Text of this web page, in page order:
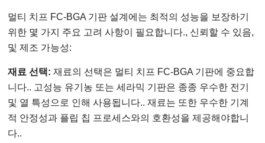
멀티 치프 FC-BGA 기판 설계에는 최적의 성능을 보장하기
위한 몇 가지 주요 고려 사항이 필요합니다., 신뢰할 수 있음,
및 제조 가능성:
재료 선택: 재료의 선택은 멀티 치프 FC-BGA 기판에 중요합
니다.. 고성능 유기농 또는 세라믹 기판은 종종 우수한 전기
및 열 특성으로 인해 사용됩니다.. 재료는 또한 우수한 기계
적 안정성과 플립 칩 프로세스와의 호환성을 제공해야합니
다..